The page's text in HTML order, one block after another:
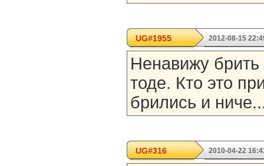
UG#1955 2012-08-15
Ненавижу
тоде. Кто это
брились и
UG#316 2010-04-22